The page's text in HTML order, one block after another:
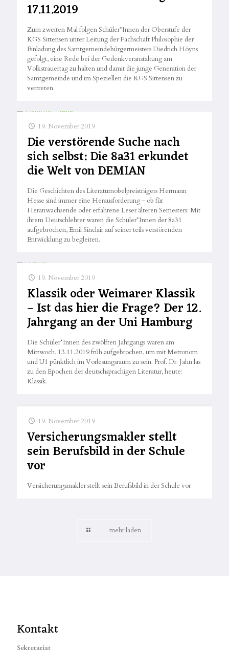
17.11.2019
Zum zweiten Mal folgen Schüler*Innen der Oberstufe der
KGS Sittensen unter Leitung der Fachschaft Philosophie der
Einladung des Samtgemeindebürgermeisters Diedrich Höyns
gefolgt, eine Rede bei der Gedenkveranstaltung am
Volkstrauertag zu halten und damit die junge Generation der
Samtgemeinde und im Speziellen die KGS Sittensen zu
vertreten.
19. November 2019
Die verstörende Suche nach
sich selbst: Die 8a31 erkundet
die Welt von DEMIAN
Die Geschichten des Literaturnobelpreisträgers Hermann
Hesse sind immer eine Herausforderung – ob für
Heranwachsende oder erfahrene Leser älteren Semesters: Mit
ihrem Deutschlehrer waren die Schüler*Innen der 8a31
aufgebrochen, Emil Sinclair auf seiner teils verstörenden
Entwicklung zu begleiten.
19. November 2019
Klassik oder Weimarer Klassik
– Ist das hier die Frage? Der 12.
Jahrgang an der Uni Hamburg
Die Schüler*Innen des zwölften Jahrgangs waren am
Mittwoch, 13.11.2019 früh aufgebrochen, um mit Metronom
und U1 pünktlich im Vorlesungsraum zu sein. Prof. Dr. Jahn las
zu den Epochen der deutschsprachigen Literatur, heute:
Klassik.
19. November 2019
Versicherungsmakler stellt
sein Berufsbild in der Schule
vor
Versicherungsmakler stellt sein Berufsbild in der Schule vor
mehr laden
Kontakt
Sekretariat